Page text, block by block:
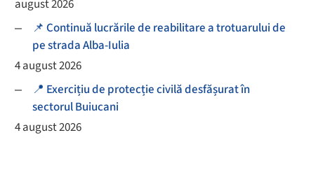
august 2026
📌 Continuă lucrările de reabilitare a trotuarului de
pe strada Alba-Iulia
4 august 2026
📍 Exercițiu de protecție civilă desfășurat în
sectorul Buiucani
4 august 2026